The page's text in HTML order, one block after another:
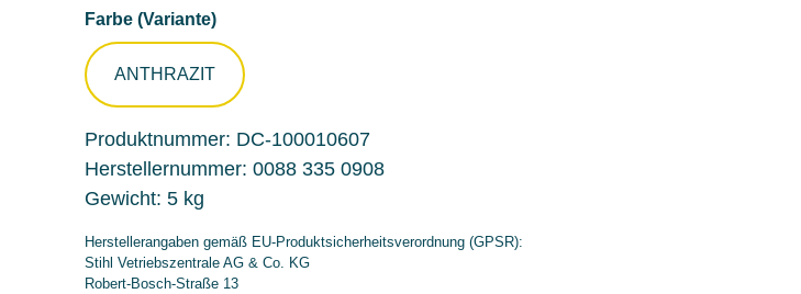
Farbe (Variante)auswählen
ANTHRAZIT
Produktnummer: DC-100010607
Herstellernummer: 0088 335 0908
Gewicht: 5 kg
Herstellerangaben gemäß EU-Produktsicherheitsverordnung (GPSR):
Stihl Vetriebszentrale AG & Co. KG
Robert-Bosch-Straße 13